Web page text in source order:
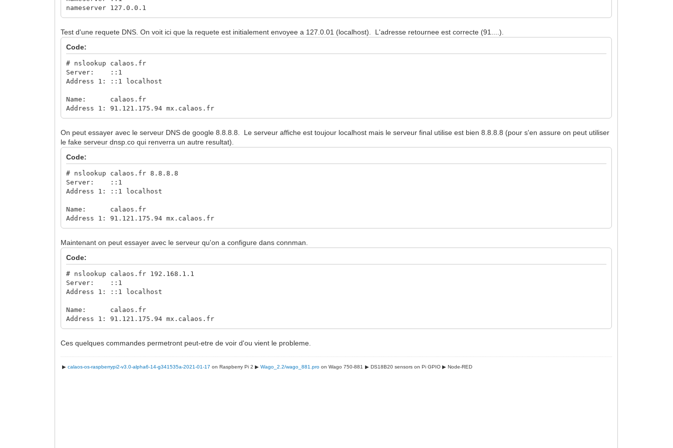
Timeservers.Configuration = [ ]
Proxy = [ Method=direct ]
Provider = [ ]
nameserver 127.0.0.1
Test d'une requete DNS. On voit ici que la requete est initialement envoyee a 127.0.01 (localhost). L'adresse retournee est correcte (91....).
Code:
# nslookup calaos.fr
Server: ::1
Address 1: ::1 localhost
Name: calaos.fr
Address 1: 91.121.175.94 mx.calaos.fr
On peut essayer avec le serveur DNS de google 8.8.8.8. Le serveur affiche est toujour localhost mais le serveur final utilise est bien 8.8.8.8 (pour s'en assure on peut utiliser
le fake serveur dnsp.co qui renverra un autre resultat).
Code:
# nslookup calaos.fr 8.8.8.8
Server: ::1
Address 1: ::1 localhost
Name: calaos.fr
Address 1: 91.121.175.94 mx.calaos.fr
Maintenant on peut essayer avec le serveur qu'on a configure dans connman.
Code:
# nslookup calaos.fr 192.168.1.1
Server: ::1
Address 1: ::1 localhost
Name: calaos.fr
Address 1: 91.121.175.94 mx.calaos.fr
Ces quelques commandes permetront peut-etre de voir d'ou vient le probleme.
▶ calaos-os-raspberrypi2-v3.0-alpha6-14-g341535a-2021-01-17 on Raspberry Pi 2 ▶Wago_2.2/wago_881.pro on Wago 750-881 ▶ DS18B20 sensors on Pi GPIO▶ Node-RED